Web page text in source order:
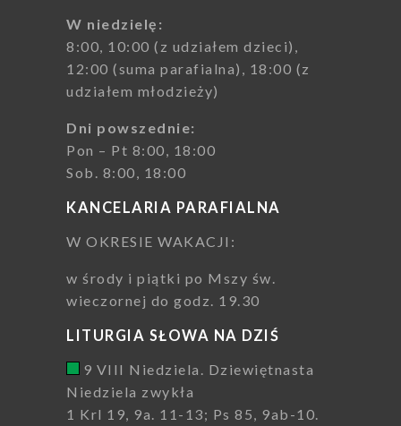
W niedzielę:
8:00, 10:00 (z udziałem dzieci),
12:00 (suma parafialna), 18:00 (z
udziałem młodzieży)
Dni powszednie:
Pon – Pt 8:00, 18:00
Sob. 8:00, 18:00
KANCELARIA PARAFIALNA
W OKRESIE WAKACJI:
w środy i piątki po Mszy św.
wieczornej do godz. 19.30
LITURGIA SŁOWA NA DZIŚ
9 VIII Niedziela. Dziewiętnasta
Niedziela zwykła
1 Krl 19, 9a. 11-13; Ps 85, 9ab-10.